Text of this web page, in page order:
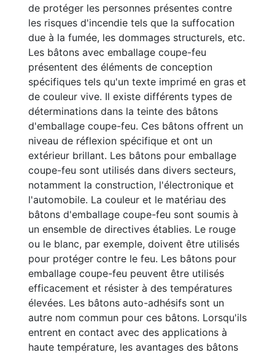
de protéger les personnes présentes contre
les risques d'incendie tels que la suffocation
due à la fumée, les dommages structurels, etc.
Les bâtons avec emballage coupe-feu
présentent des éléments de conception
spécifiques tels qu'un texte imprimé en gras et
de couleur vive. Il existe différents types de
déterminations dans la teinte des bâtons
d'emballage coupe-feu. Ces bâtons offrent un
niveau de réflexion spécifique et ont un
extérieur brillant. Les bâtons pour emballage
coupe-feu sont utilisés dans divers secteurs,
notamment la construction, l'électronique et
l'automobile. La couleur et le matériau des
bâtons d'emballage coupe-feu sont soumis à
un ensemble de directives établies. Le rouge
ou le blanc, par exemple, doivent être utilisés
pour protéger contre le feu. Les bâtons pour
emballage coupe-feu peuvent être utilisés
efficacement et résister à des températures
élevées. Les bâtons auto-adhésifs sont un
autre nom commun pour ces bâtons. Lorsqu'ils
entrent en contact avec des applications à
haute température, les avantages des bâtons